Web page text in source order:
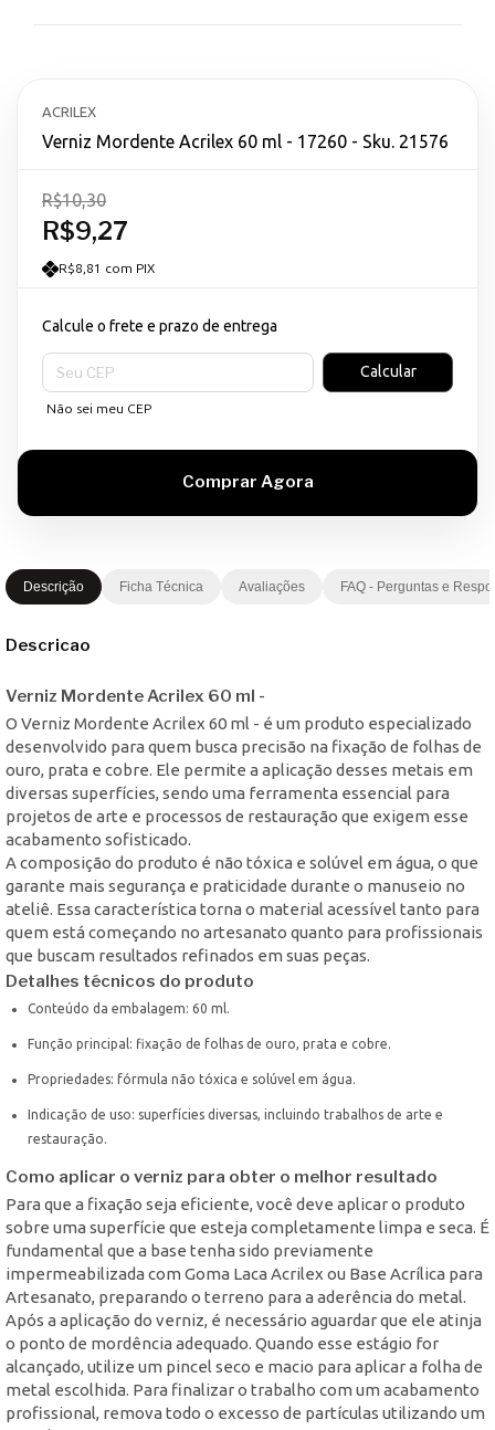
ACRILEX
Verniz Mordente Acrilex 60 ml - 17260 - Sku. 21576
R$9,27
R$10,30
R$8,81 com PIX
Calcule o frete e prazo de entrega
Entregas para o CEP:
Calcular
Não sei meu CEP
Descrição Ficha Técnica Avaliações FAQ - Perguntas e
Descricao
Verniz Mordente Acrilex 60 ml -
O Verniz Mordente Acrilex 60 ml - é um produto especializado
desenvolvido para quem busca precisão na fixação de folhas de
ouro, prata e cobre. Ele permite a aplicação desses metais em
diversas superfícies, sendo uma ferramenta essencial para
projetos de arte e processos de restauração que exigem esse
acabamento sofisticado.
A composição do produto é não tóxica e solúvel em água, o que
garante mais segurança e praticidade durante o manuseio no
ateliê. Essa característica torna o material acessível tanto para
quem está começando no artesanato quanto para profissionais
que buscam resultados refinados em suas peças.
Detalhes técnicos do produto
Conteúdo da embalagem: 60 ml.
Função principal: fixação de folhas de ouro, prata e cobre.
Propriedades: fórmula não tóxica e solúvel em água.
Indicação de uso: superfícies diversas, incluindo trabalhos de arte e
restauração.
Como aplicar o verniz para obter o melhor resultado
Para que a fixação seja eficiente, você deve aplicar o produto
sobre uma superfície que esteja completamente limpa e seca. É
fundamental que a base tenha sido previamente
impermeabilizada com Goma Laca Acrilex ou Base Acrílica para
Artesanato, preparando o terreno para a aderência do metal.
Após a aplicação do verniz, é necessário aguardar que ele atinja
o ponto de mordência adequado. Quando esse estágio for
alcançado, utilize um pincel seco e macio para aplicar a folha de
metal escolhida. Para finalizar o trabalho com um acabamento
profissional, remova todo o excesso de partículas utilizando um